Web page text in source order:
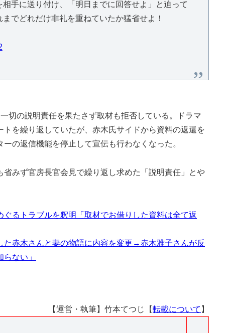
手に送り付け、「明日までに回答せよ」と迫って
でどれだけ非礼を重ねていたか猛省せよ！
切の説明責任を果たさず取材も拒否している。ドラマ
を繰り返していたが、赤木氏サイドから資料の返還を
の返信機能を停止して宣伝も行わなくなった。
みず官房長官会見で繰り返し求めた「説明責任」とや
るトラブルを釈明「取材でお借りした資料は全て返
た赤木さんと妻の物語に内容を変更→赤木雅子さんが反
ない」
【運営・執筆】竹本てつじ【転載について 】